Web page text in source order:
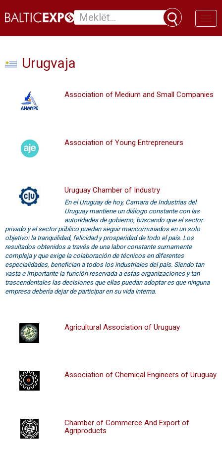
Urugvaja
Association of Medium and Small Companies
Association of Young Entrepreneurs
Uruguay Chamber of Industry
En el Uruguay de hoy, Camara de Industrias del
Uruguay mantiene un diálogo constante con las
autoridades de gobierno, buscando que el sector
privado y el sector público puedan seguir mancomunados en un solo
objetivo: la tranquilidad, felicidad y prosperidad de todo el país. Los
resultados obtenidos a través de una labor constante sumamente
compleja y que exige la colaboración de técnicos en diferentes
especialidades, benefician a todos los industriales del país. Siendo tan
vasta e importante la función reservada a estas organizaciones y tan
trascendentales las decisiones que ellas puedan adoptar es que ninguna
empresa debería dejar de participar en su vida interna.
Agricultural Association of Uruguay
Association of Chemical Engineers of Uruguay
Chamber of Commerce And Export of
Agriproducts